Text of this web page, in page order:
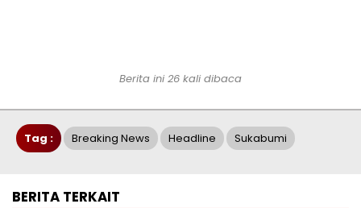
Berita ini 26 kali dibaca
Tag : Breaking News Headline Sukabumi
BERITA TERKAIT